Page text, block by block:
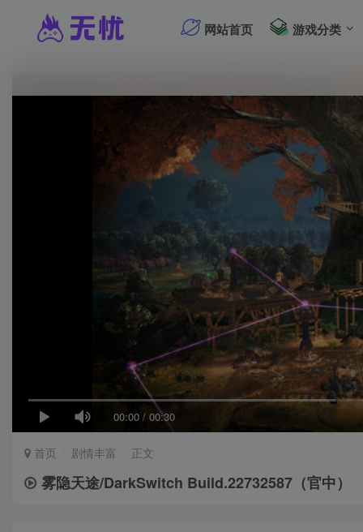
网站首页 游戏分类
00:00 / 00:30
首页 剧情丰富 正文
雾隐天途/DarkSwitch Build.22732587（官中）